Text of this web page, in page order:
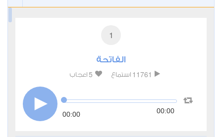
1
الفاتحة
11761 استماع 5 اعجاب
00:00 00:00